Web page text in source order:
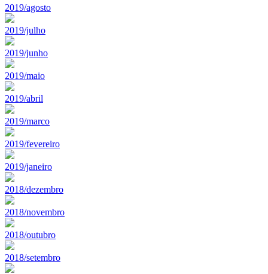
2019/agosto
2019/julho
2019/junho
2019/maio
2019/abril
2019/marco
2019/fevereiro
2019/janeiro
2018/dezembro
2018/novembro
2018/outubro
2018/setembro